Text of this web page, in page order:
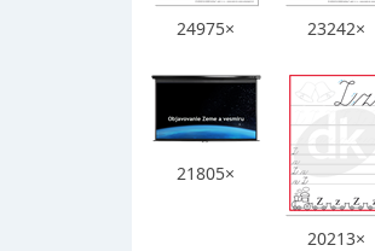
24975× 23242×
21805×
20213×